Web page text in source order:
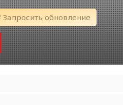
Запросить обновление